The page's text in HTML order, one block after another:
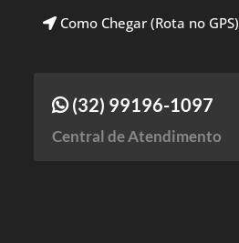
Como Chegar (Rota no GPS)
(32) 99196-1097
Central de Atendimento